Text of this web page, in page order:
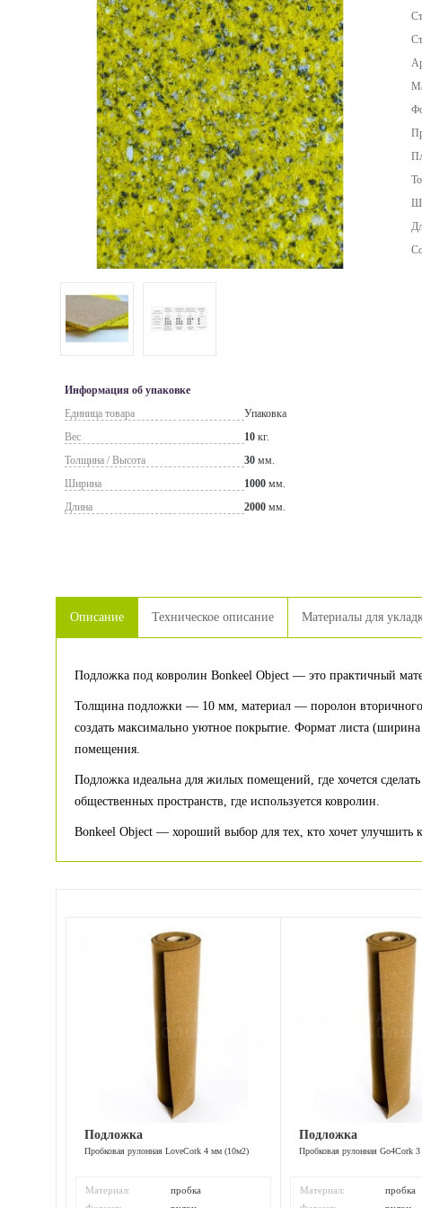
Информация об упаковке
Единица товара
Упаковка
Вес
10 кг.
Толщина / Высота
30 мм.
Ширина
1000 мм.
Длина
2000 мм.
Описание Техническое описание Материалы для
Подложка под ковролин Bonkeel Object — это практичный
Толщина подложки — 10 мм, материал — поролон вторичного
создать максимально уютное покрытие. Формат листа
помещения.
Подложка идеальна для жилых помещений, где хочется
общественных пространств, где используется ковролин.
Bonkeel Object — хороший выбор для тех, кто хочет улучшить
Подложка
Пробковая рулонная LoveCork 4 мм (10м2)
Материал:
пробка
Подложка
Пробковая рулонная Go4Cork
Материал:
пробка